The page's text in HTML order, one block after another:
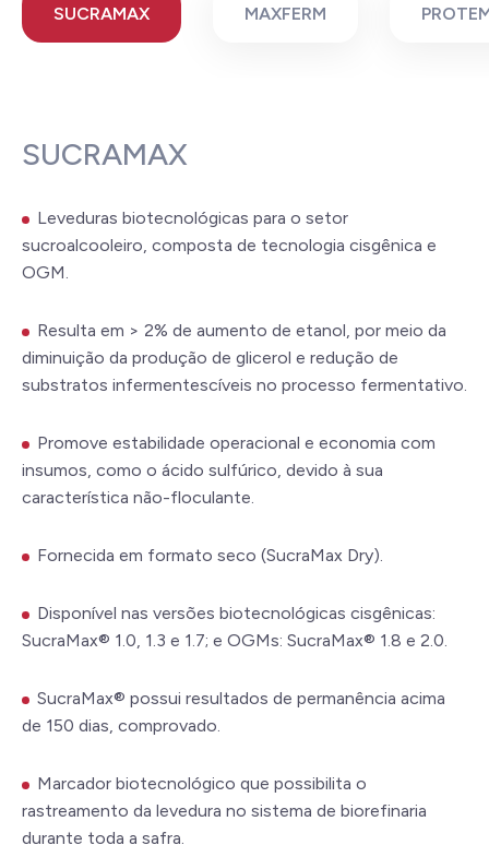
SUCRAMAX MAXFERM
SUCRAMAX
Leveduras biotecnológicas para o setor
sucroalcooleiro, composta de tecnologia cisgênica e
OGM.
Resulta em > 2% de aumento de etanol, por meio da
diminuição da produção de glicerol e redução de
substratos infermentescíveis no processo fermentativo.
Promove estabilidade operacional e economia com
insumos, como o ácido sulfúrico, devido à sua
característica não-floculante.
Fornecida em formato seco (SucraMax Dry).
Disponível nas versões biotecnológicas cisgênicas:
SucraMax® 1.0, 1.3 e 1.7; e OGMs: SucraMax® 1.8 e 2.0.
SucraMax® possui resultados de permanência acima
de 150 dias, comprovado.
Marcador biotecnológico que possibilita o
rastreamento da levedura no sistema de biorefinaria
durante toda a safra.